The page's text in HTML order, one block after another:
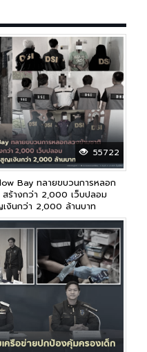
55722
Bay ทลายขบวนการหลอก
ร้างกว่า 2,000 เว็บปลอม
งินกว่า 2,000 ล้านบาท